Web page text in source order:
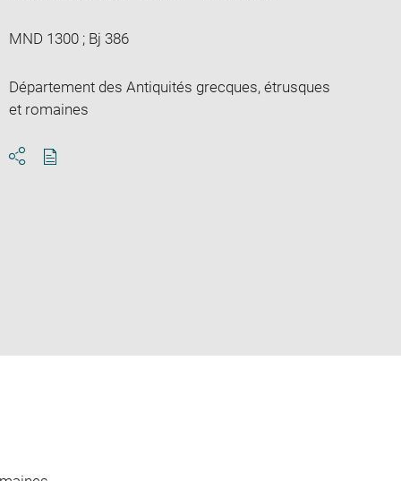
MND 1300 ; Bj 386
Département des Antiquités grecques, étrusques
et romaines